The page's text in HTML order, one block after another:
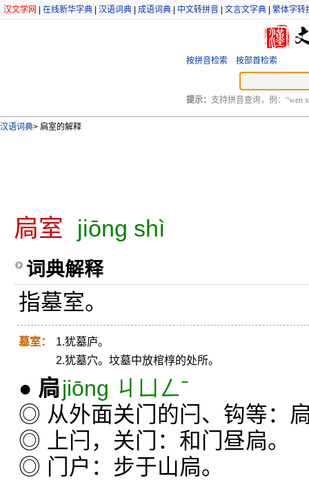
汉文学网 在线新华字典 汉语词典 成语词典 中文转拼音 文言文字典 繁体字转
按拼音检索 按部首检索
提示： 支持拼音查询，例：“wen
汉语词典> 扃室的解释
扃室 jiōng shì
词典解释
指墓室。
墓室：
1.犹墓庐。
2.犹墓穴。坟墓中放棺椁的处所。
● 扃jiōng ㄐㄩㄥˉ
◎ 从外面关门的闩、钩等：
◎ 上闩，关门：和门昼扃。
◎ 门户：步于山扃。